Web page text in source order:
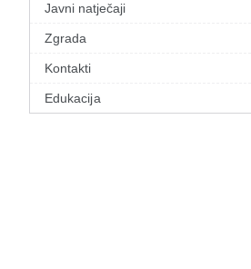
Javni natječaji
Zgrada
Kontakti
Edukacija